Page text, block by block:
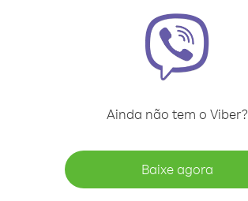
Ainda não tem o Viber?
Baixe agora